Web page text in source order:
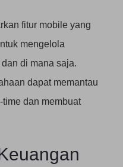
fitur mobile yang
mengelola
di mana saja.
dapat memantau
dan membuat